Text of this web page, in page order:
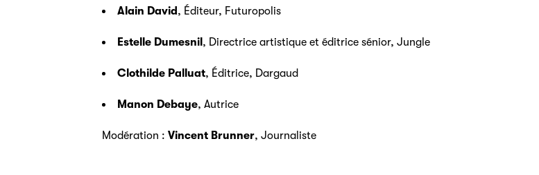
Alain David , Éditeur, Futuropolis
Estelle Dumesnil , Directrice artistique et éditrice sénior, Jungle
Clothilde Palluat, Éditrice, Dargaud
Manon Debaye, Autrice
Modération : Vincent Brunner, Journaliste